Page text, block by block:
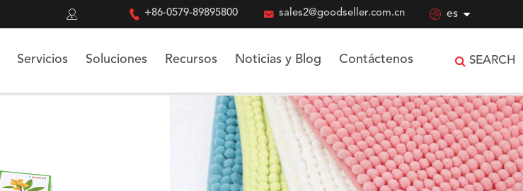
  +86-0579-89895800  sales2@goodseller.com.cn  es
Servicios Soluciones Recursos Noticias y Blog Contáctenos SEARCH